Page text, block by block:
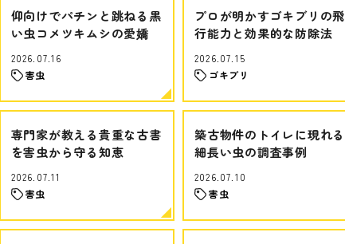
仰向けでパチンと跳ねる黒
い虫コメツキムシの愛嬌
2026.07.16
害虫
プロが明かすゴキブリの飛
行能力と効果的な防除法
2026.07.15
ゴキブリ
専門家が教える貴重な古書
を害虫から守る知恵
2026.07.11
害虫
築古物件のトイレに現れる
細長い虫の調査事例
2026.07.10
害虫